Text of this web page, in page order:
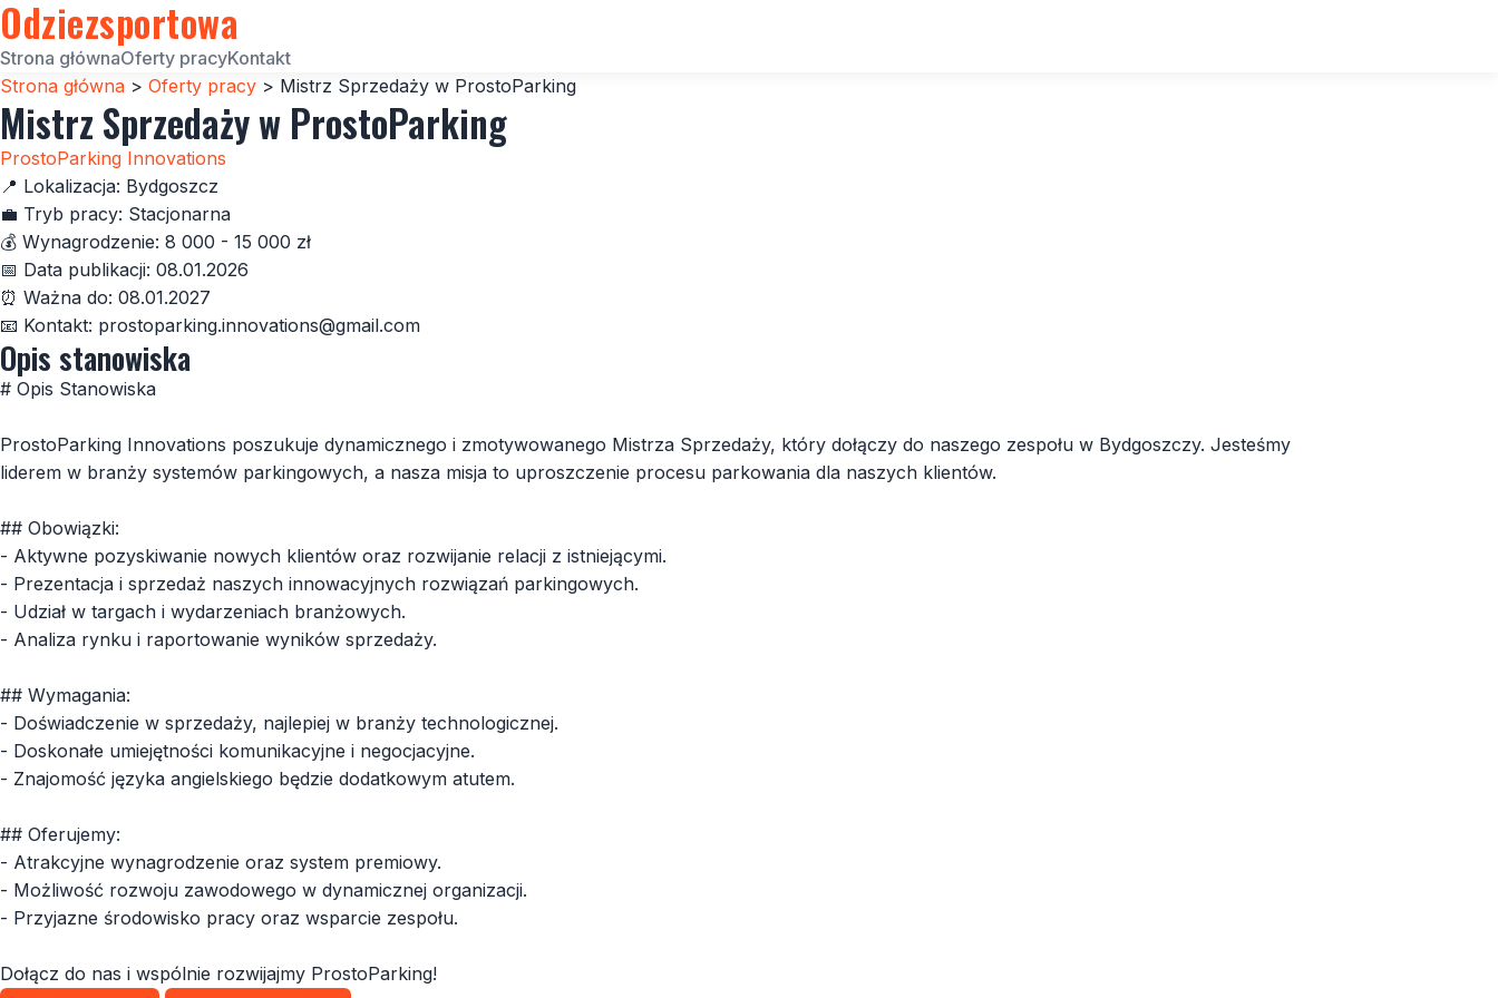
Odziezsportowa
Strona głównaOferty pracyKontakt
Strona główna > Oferty pracy > Mistrz Sprzedaży w ProstoParking
Mistrz Sprzedaży w ProstoParking
ProstoParking Innovations
📍 Lokalizacja: Bydgoszcz
💼 Tryb pracy: Stacjonarna
💰 Wynagrodzenie: 8 000 - 15 000 zł
📅 Data publikacji: 08.01.2026
⏰ Ważna do: 08.01.2027
📧 Kontakt: prostoparking.innovations@gmail.com
Opis stanowiska
# Opis Stanowiska
ProstoParking Innovations poszukuje dynamicznego i zmotywowanego Mistrza Sprzedaży, który dołączy do naszego zespołu w Bydgoszczy. Jesteśmy
liderem w branży systemów parkingowych, a nasza misja to uproszczenie procesu parkowania dla naszych klientów.
## Obowiązki:
- Aktywne pozyskiwanie nowych klientów oraz rozwijanie relacji z istniejącymi.
- Prezentacja i sprzedaż naszych innowacyjnych rozwiązań parkingowych.
- Udział w targach i wydarzeniach branżowych.
- Analiza rynku i raportowanie wyników sprzedaży.
## Wymagania:
- Doświadczenie w sprzedaży, najlepiej w branży technologicznej.
- Doskonałe umiejętności komunikacyjne i negocjacyjne.
- Znajomość języka angielskiego będzie dodatkowym atutem.
## Oferujemy:
- Atrakcyjne wynagrodzenie oraz system premiowy.
- Możliwość rozwoju zawodowego w dynamicznej organizacji.
- Przyjazne środowisko pracy oraz wsparcie zespołu.
Dołącz do nas i wspólnie rozwijajmy ProstoParking!